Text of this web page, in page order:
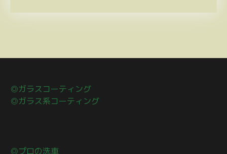
◎ガラスコーティング
◎ガラス系コーティング
◎プロの洗車